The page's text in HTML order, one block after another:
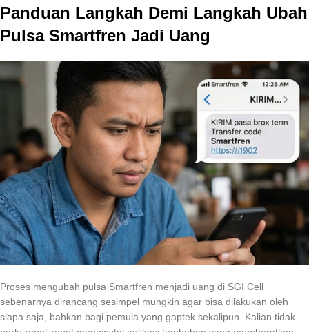
Panduan Langkah Demi Langkah Ubah
Pulsa Smartfren Jadi Uang
Proses mengubah pulsa Smartfren menjadi uang di SGI Cell
sebenarnya dirancang sesimpel mungkin agar bisa dilakukan oleh
siapa saja, bahkan bagi pemula yang gaptek sekalipun. Kalian tidak